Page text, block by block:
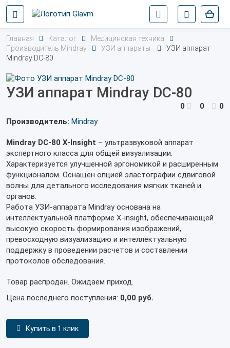
Главная Каталог
Медицинская техника
Производитель Mindray
УЗИ аппараты
УЗИ аппарат
Mindray DC-80
УЗИ аппарат Mindray DC-80
0 0
0
Производитель: Mindray
Mindray DC-80 X-Insight – ультразвуковой аппарат
экспертного класса для общей визуализации.
Характеризуется улучшенной эргономикой и расширенным
функционалом. Оснащен опцией эластографии сдвиговой
волны для детального исследования мягких тканей и
органов.
Работа УЗИ-аппарата Mindray основана на
интеллектуальной платформе X-insight, обеспечивающей
высокую скорость формирования изображений,
превосходную визуализацию и интеллектуальную
поддержку в проведении расчетов и составлении
протоколов обследования.
Товар распродан. Ожидаем приход.
Цена последнего поступления: 0,00 руб.
Купить в 1 клик